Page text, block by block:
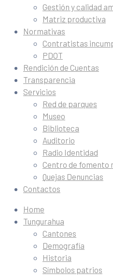
Gestión y calidad
Matriz productiva
Normativas
Contratistas
PDOT
Rendición de Cuentas
Transparencia
Servicios
Red de parques
Museo
Biblioteca
Auditorio
Radio Identidad
Centro de fomento
Quejas Denuncias
Contactos
Home
Tungurahua
Cantones
Demografía
Historia
Símbolos patrios